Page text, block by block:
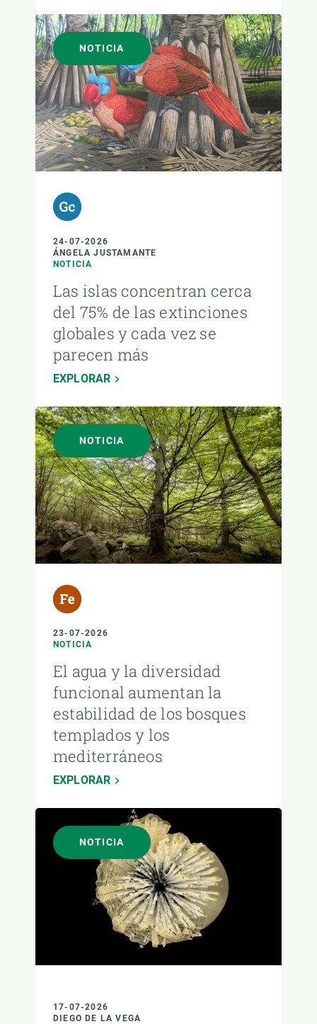
NOTICIA
24-07-2026
ÁNGELA JUSTAMANTE
NOTICIA
Las islas concentran cerca
del 75% de las extinciones
globales y cada vez se
parecen más
EXPLORAR
NOTICIA
23-07-2026
NOTICIA
El agua y la diversidad
funcional aumentan la
estabilidad de los bosques
templados y los
mediterráneos
EXPLORAR
NOTICIA
17-07-2026
DIEGO DE LA VEGA